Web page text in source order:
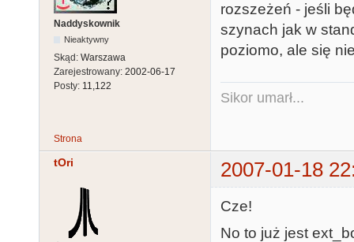
Naddyskownik
Nieaktywny
Skąd: Warszawa
Zarejestrowany: 2002-06-17
Posty: 11,122
rozszeżeń - jeśli
szynach jak w
poziomo, ale się
Sikor umarł...
Strona
tOri 2007-01-18
Cze!
No to już jest